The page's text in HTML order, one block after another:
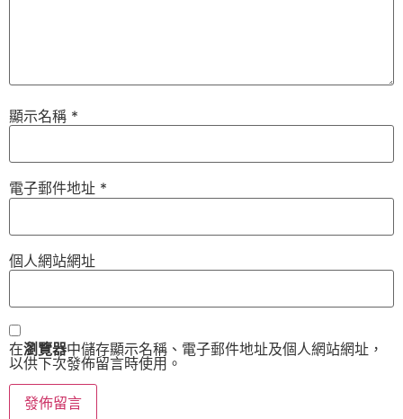
顯示名稱 *
電子郵件地址 *
個人網站網址
在瀏覽器中儲存顯示名稱、電子郵件地址及個人網站網址，
以供下次發佈留言時使用。